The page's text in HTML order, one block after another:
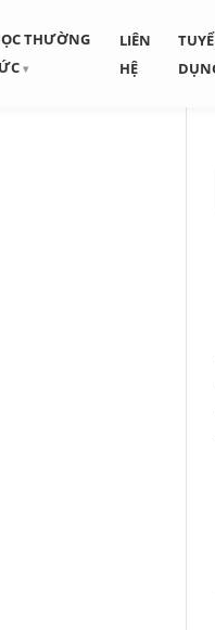
THƯỜNG
LIÊN
HỆ